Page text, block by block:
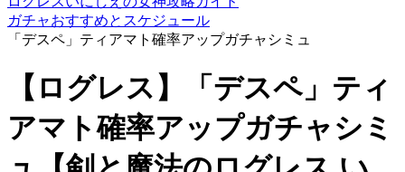
ガチャおすすめとスケジュール
「デスペ」ティアマト確率アップガチャシミュ
【ログレス】「デスペ」ティ
アマト確率アップガチャシミ